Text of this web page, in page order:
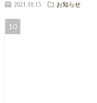
2021.10.15 お知らせ